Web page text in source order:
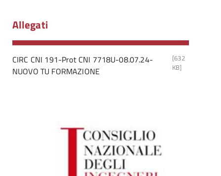
Allegati
CIRC CNI 191-Prot CNI 7718U-08.07.24-
NUOVO TU FORMAZIONE
[632
KB]